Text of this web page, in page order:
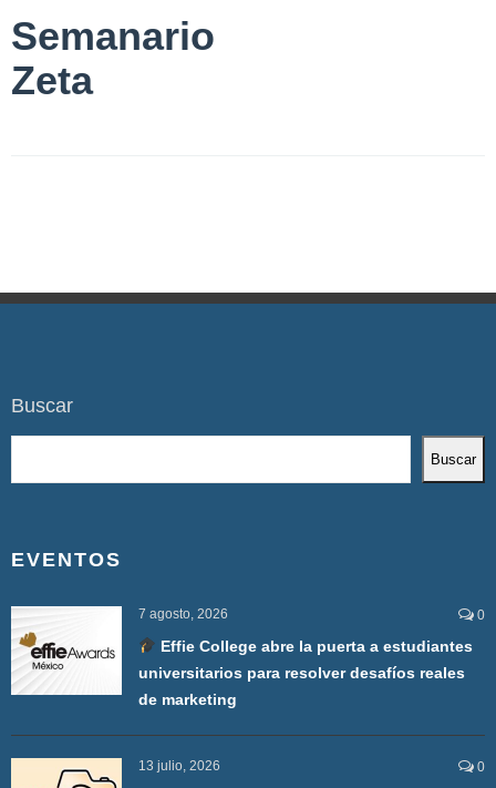
Semanario
Zeta
Buscar
Buscar
EVENTOS
7 agosto, 2026 0
Effie College abre la puerta a estudiantes
universitarios para resolver desafíos reales
de marketing
13 julio, 2026 0